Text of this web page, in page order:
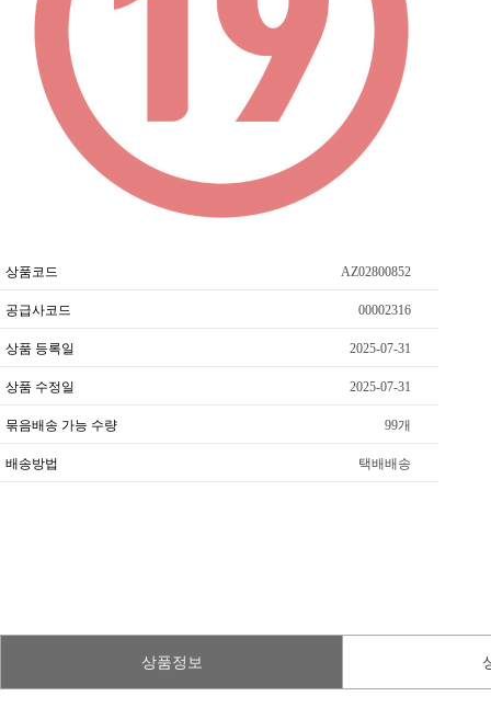
상품코드 AZ02800852
공급사코드 00002316
상품 등록일 2025-07-31
상품 수정일 2025-07-31
묶음배송 가능 수량 99개
배송방법 택배배송
상품정보